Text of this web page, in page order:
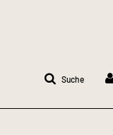
Suche